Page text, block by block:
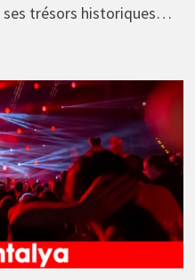
ses trésors historiques…